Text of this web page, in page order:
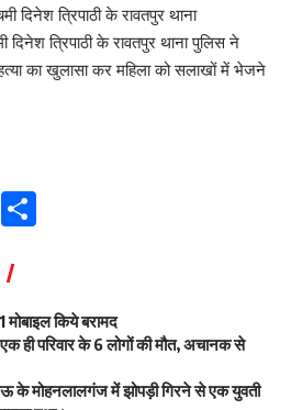
दिनेश त्रिपाठी के रावतपुर थाना
दिनेश त्रिपाठी के रावतपुर थाना पुलिस ने
हत्या का खुलासा कर महिला को सलाखों में भेजने
Telegram
किये बरामद
ही परिवार के 6 लोगों की मौत, अचानक से
के मोहनलालगंज में झोपड़ी गिरने से एक युवती